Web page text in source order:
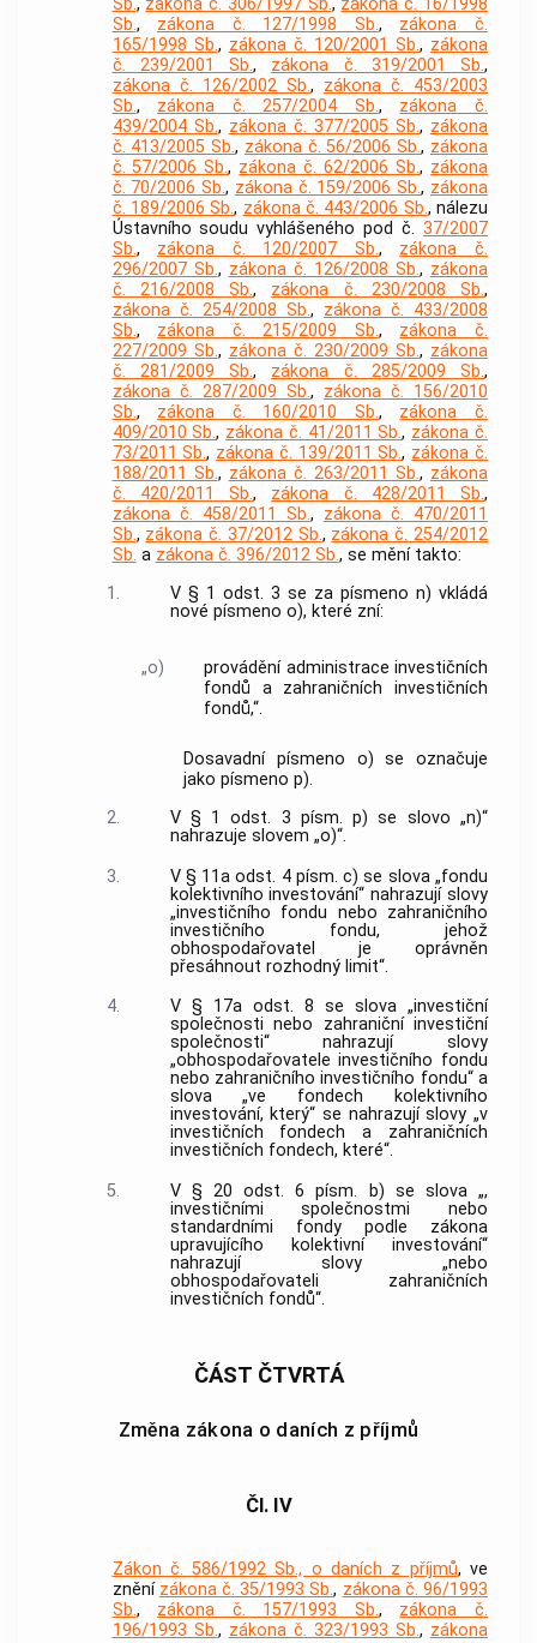
Sb., zákona č. 306/1997 Sb., zákona č. 16/1998
Sb., zákona č. 127/1998 Sb., zákona č.
165/1998 Sb., zákona č. 120/2001 Sb., zákona
č. 239/2001 Sb., zákona č. 319/2001 Sb.,
zákona č. 126/2002 Sb., zákona č. 453/2003
Sb., zákona č. 257/2004 Sb., zákona č.
439/2004 Sb., zákona č. 377/2005 Sb., zákona
č. 413/2005 Sb., zákona č. 56/2006 Sb., zákona
č. 57/2006 Sb., zákona č. 62/2006 Sb., zákona
č. 70/2006 Sb., zákona č. 159/2006 Sb., zákona
č. 189/2006 Sb., zákona č. 443/2006 Sb., nálezu
Ústavního soudu vyhlášeného pod č. 37/2007
Sb., zákona č. 120/2007 Sb., zákona č.
296/2007 Sb., zákona č. 126/2008 Sb., zákona
č. 216/2008 Sb., zákona č. 230/2008 Sb.,
zákona č. 254/2008 Sb., zákona č. 433/2008
Sb., zákona č. 215/2009 Sb., zákona č.
227/2009 Sb., zákona č. 230/2009 Sb., zákona
č. 281/2009 Sb., zákona č. 285/2009 Sb.,
zákona č. 287/2009 Sb., zákona č. 156/2010
Sb., zákona č. 160/2010 Sb., zákona č.
409/2010 Sb., zákona č. 41/2011 Sb., zákona č.
73/2011 Sb., zákona č. 139/2011 Sb., zákona č.
188/2011 Sb., zákona č. 263/2011 Sb., zákona
č. 420/2011 Sb., zákona č. 428/2011 Sb.,
zákona č. 458/2011 Sb., zákona č. 470/2011
Sb., zákona č. 37/2012 Sb., zákona č. 254/2012
Sb. a zákona č. 396/2012 Sb., se mění takto:
1.
V § 1 odst. 3 se za písmeno n) vkládá
nové písmeno o), které zní:
„o)
provádění administrace investičních
fondů a zahraničních investičních
fondů,“.
Dosavadní písmeno o) se označuje
jako písmeno p).
2.
V § 1 odst. 3 písm. p) se slovo „n)“
nahrazuje slovem „o)“.
3.
V § 11a odst. 4 písm. c) se slova „fondu
kolektivního investování“ nahrazují slovy
„investičního fondu nebo zahraničního
investičního fondu, jehož
obhospodařovatel je oprávněn
přesáhnout rozhodný limit“.
4.
V § 17a odst. 8 se slova „investiční
společnosti nebo zahraniční investiční
společnosti“ nahrazují slovy
„obhospodařovatele investičního fondu
nebo zahraničního investičního fondu“ a
slova „ve fondech kolektivního
investování, který“ se nahrazují slovy „v
investičních fondech a zahraničních
investičních fondech, které“.
5.
V § 20 odst. 6 písm. b) se slova „,
investičními společnostmi nebo
standardními fondy podle zákona
upravujícího kolektivní investování“
nahrazují slovy „nebo
obhospodařovateli zahraničních
investičních fondů“.
ČÁST ČTVRTÁ
Změna zákona o daních z příjmů
Čl. IV
Zákon č. 586/1992 Sb., o daních z příjmů, ve
znění zákona č. 35/1993 Sb., zákona č. 96/1993
Sb., zákona č. 157/1993 Sb., zákona č.
196/1993 Sb., zákona č. 323/1993 Sb., zákona